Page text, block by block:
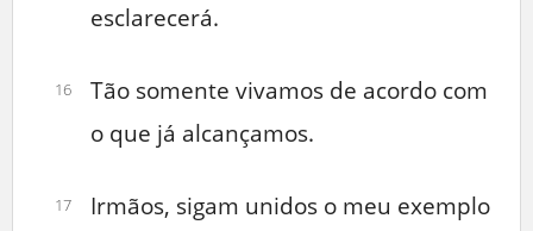
esclarecerá.
16
Tão somente vivamos de acordo com
o que já alcançamos.
17
Irmãos, sigam unidos o meu exemplo